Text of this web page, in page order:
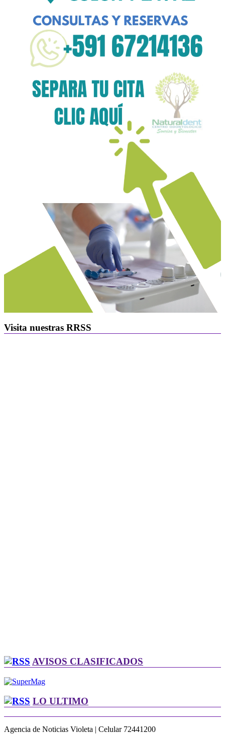
Visita nuestras RRSS
AVISOS CLASIFICADOS
LO ULTIMO
Agencia de Noticias Violeta | Celular 72441200